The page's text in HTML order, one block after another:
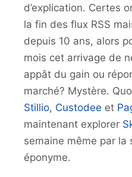
d’explication. Certes
la fin des flux RSS
depuis 10 ans, alors
mois cet arrivage de
appât du gain ou
marché? Mystère.
Stillio, Custodee et
maintenant explorer
semaine même par la
éponyme.